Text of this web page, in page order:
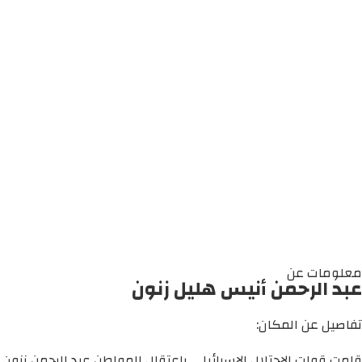
معلومات عن
عبد الرحمن أنيس هليل زنون
تفاصيل عن المكان: